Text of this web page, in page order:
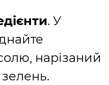
. У
нарізаний